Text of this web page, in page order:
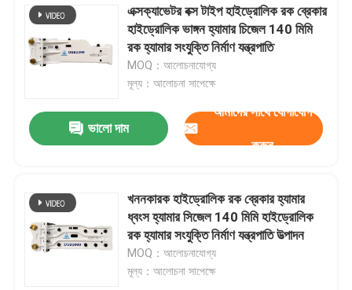
এক্সক্যাভেটর বক্স টাইপ হাইড্রোলিক রক ব্রেকার
হাইড্রোলিক ভাঙ্গন হ্যামার চিজেল 140 মিমি
রক হ্যামার সংযুক্তি নির্মাণ যন্ত্রপাতি
MOQ：আলোচনাযোগ্য
মূল্য：আলোচনা সাপেক্ষে
ভালো দাম
আমাদের সাথে যোগাযোগ
করুন
খননকারক হাইড্রোলিক রক ব্রেকার হ্যামার
ধ্বংস হ্যামার সিজেল 140 মিমি হাইড্রোলিক
রক হ্যামার সংযুক্তি নির্মাণ যন্ত্রপাতি উত্পাদন
MOQ：আলোচনাযোগ্য
মূল্য：আলোচনা সাপেক্ষে